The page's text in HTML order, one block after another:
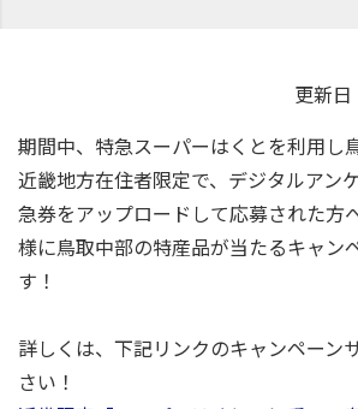
更新
期間中、特急スーパーはくとを利用し
近畿地方在住者限定で、デジタルアン
急券をアップロードして応募された方
様に鳥取中部の特産品が当たるキャン
す！
詳しくは、下記リンクのキャンペーン
さい！